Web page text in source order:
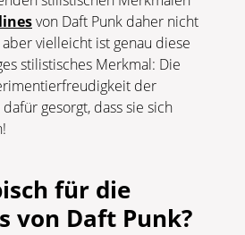
von Daft Punk daher nicht
vielleicht ist genau diese
stilistisches Merkmal: Die
der
gesorgt, dass sie sich
für die
von Daft Punk?